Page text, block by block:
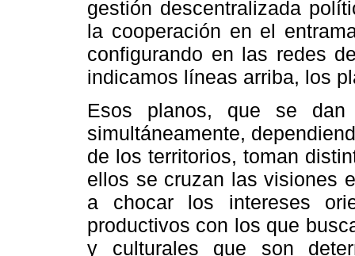
gestión descentralizada
la cooperación en el
configurando en las redes
indicamos líneas arriba, los
Esos planos, que se
simultáneamente,
de los territorios, toman
ellos se cruzan las visiones
a chocar los intereses
productivos con los que
y culturales que son